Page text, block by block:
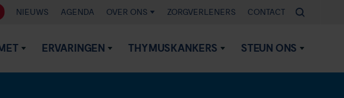
NIEUWS AGENDA OVER ONS ZORGVERLENERS CONTACT
ERVARINGEN THYMUSKANKERS STEUN ONS